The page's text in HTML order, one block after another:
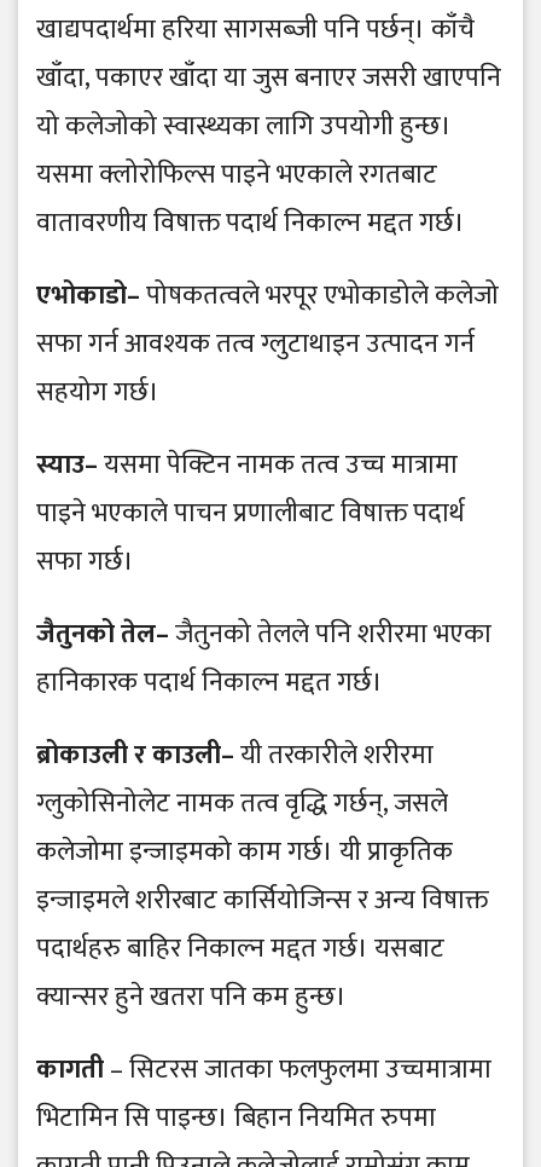
खाद्यपदार्थमा हरिया सागसब्जी पनि पर्छन्। काँचै
खाँदा, पकाएर खाँदा या जुस बनाएर जसरी खाएपनि
यो कलेजोको स्वास्थ्यका लागि उपयोगी हुन्छ।
यसमा क्लोरोफिल्स पाइने भएकाले रगतबाट
वातावरणीय विषाक्त पदार्थ निकाल्न मद्दत गर्छ।
एभोकाडो–पोषकतत्वले भरपूर एभोकाडोले कलेजो
सफा गर्न आवश्यक तत्व ग्लुटाथाइन उत्पादन गर्न
सहयोग गर्छ।
स्याउ–यसमा पेक्टिन नामक तत्व उच्च मात्रामा
पाइने भएकाले पाचन प्रणालीबाट विषाक्त पदार्थ
सफा गर्छ।
जैतुनको तेल–जैतुनको तेलले पनि शरीरमा भएका
हानिकारक पदार्थ निकाल्न मद्दत गर्छ।
ब्रोकाउली र काउली–यी तरकारीले शरीरमा
ग्लुकोसिनोलेट नामक तत्व वृद्धि गर्छन्, जसले
कलेजोमा इन्जाइमको काम गर्छ। यी प्राकृतिक
इन्जाइमले शरीरबाट कार्सियोजिन्स र अन्य विषाक्त
पदार्थहरु बाहिर निकाल्न मद्दत गर्छ। यसबाट
क्यान्सर हुने खतरा पनि कम हुन्छ।
कागती– सिटरस जातका फलफुलमा उच्चमात्रामा
भिटामिन सि पाइन्छ। बिहान नियमित रुपमा